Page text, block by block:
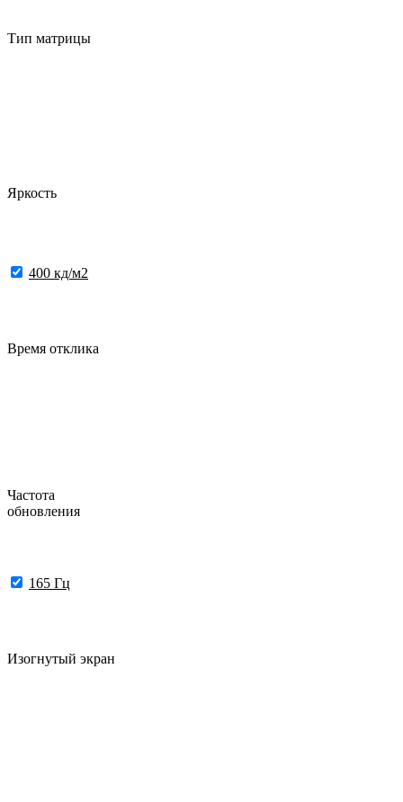
Тип матрицы
Яркость
400 кд/м2
Время отклика
Частота
обновления
165 Гц
Изогнутый экран